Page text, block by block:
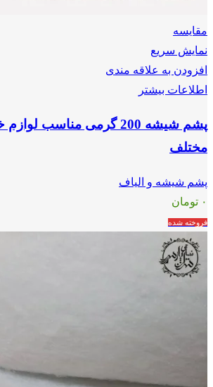
مقايسه
نمایش سریع
افزودن به علاقه مندی
اطلاعات بیشتر
پشم شیشه 200 گرمی مناسب
مختلف
پشم شیشه و الیاف
۰ تومان
فروخته شده